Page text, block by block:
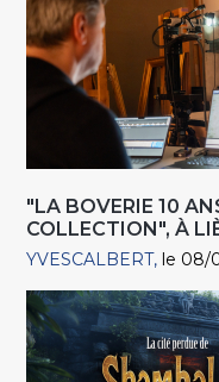
"LA BOVERIE 10
COLLECTION", À
YVESCALBERT le 08/